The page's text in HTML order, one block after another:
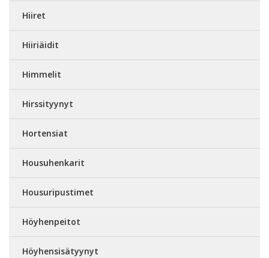
Hiiret
Hiiriäidit
Himmelit
Hirssityynyt
Hortensiat
Housuhenkarit
Housuripustimet
Höyhenpeitot
Höyhensisätyynyt